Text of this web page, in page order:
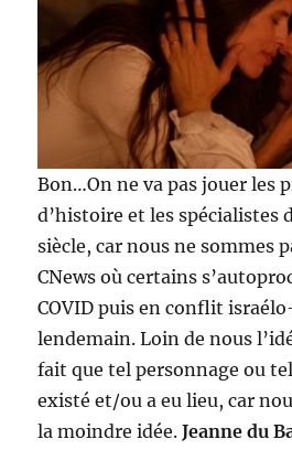
Bon…On ne va pas jouer les
d’histoire et les spécialistes
siècle, car nous ne sommes
CNews où certains
COVID puis en conflit
lendemain. Loin de nous
fait que tel personnage ou
existé et/ou a eu lieu, car
la moindre idée.Jeanne du